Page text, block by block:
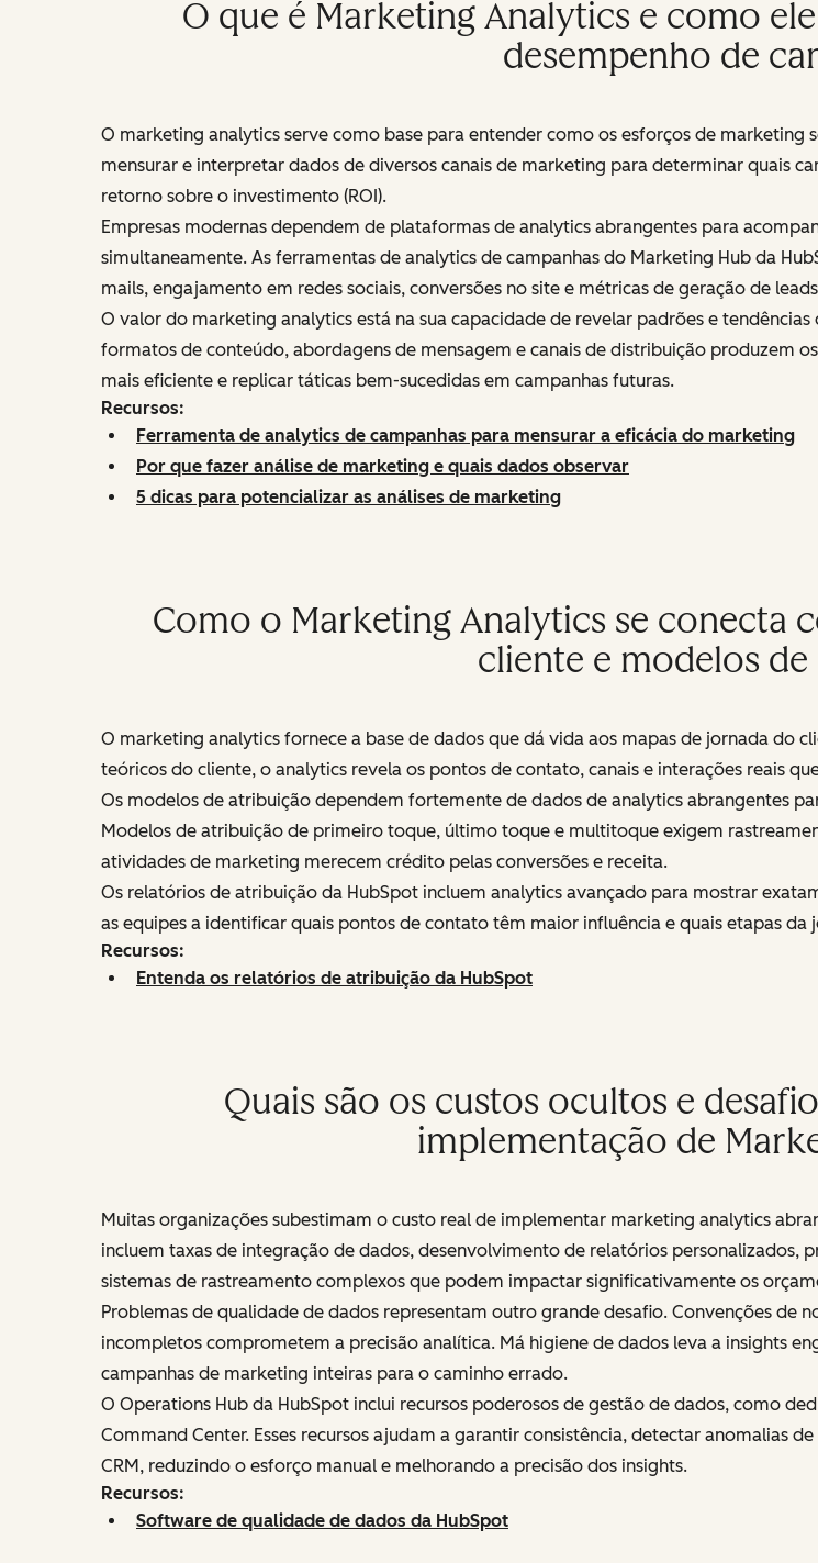
O que é Marketing Analytics e como
desempenho de
O marketing analytics serve como base para entender como os esforços de marketing
mensurar e interpretar dados de diversos canais de marketing para determinar quais
retorno sobre o investimento (ROI).
Empresas modernas dependem de plataformas de analytics abrangentes para
simultaneamente. As ferramentas de analytics de campanhas do Marketing Hub da
mails, engajamento em redes sociais, conversões no site e métricas de geração de
O valor do marketing analytics está na sua capacidade de revelar padrões e
formatos de conteúdo, abordagens de mensagem e canais de distribuição produzem
mais eficiente e replicar táticas bem-sucedidas em campanhas futuras.
Recursos:
Ferramenta de analytics de campanhas para mensurar a eficácia do marketing
Por que fazer análise de marketing e quais dados observar
5 dicas para potencializar as análises de marketing
Como o Marketing Analytics se conecta
cliente e modelos
O marketing analytics fornece a base de dados que dá vida aos mapas de jornada do
teóricos do cliente, o analytics revela os pontos de contato, canais e interações reais
Os modelos de atribuição dependem fortemente de dados de analytics abrangentes
Modelos de atribuição de primeiro toque, último toque e multitoque exigem
atividades de marketing merecem crédito pelas conversões e receita.
Os relatórios de atribuição da HubSpot incluem analytics avançado para mostrar
as equipes a identificar quais pontos de contato têm maior influência e quais etapas
Recursos:
Entenda os relatórios de atribuição da HubSpot
Quais são os custos ocultos e
implementação de
Muitas organizações subestimam o custo real de implementar marketing analytics
incluem taxas de integração de dados, desenvolvimento de relatórios personalizados,
sistemas de rastreamento complexos que podem impactar significativamente os
Problemas de qualidade de dados representam outro grande desafio. Convenções de
incompletos comprometem a precisão analítica. Má higiene de dados leva a insights
campanhas de marketing inteiras para o caminho errado.
O Operations Hub da HubSpot inclui recursos poderosos de gestão de dados, como
Command Center. Esses recursos ajudam a garantir consistência, detectar anomalias
CRM, reduzindo o esforço manual e melhorando a precisão dos insights.
Recursos:
Software de qualidade de dados da HubSpot